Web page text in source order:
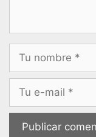
electrónico